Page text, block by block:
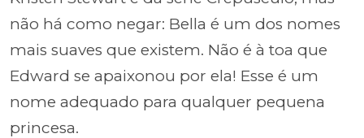
não há como negar: Bella é um dos nomes
mais suaves que existem. Não é à toa que
Edward se apaixonou por ela! Esse é um
nome adequado para qualquer pequena
princesa.